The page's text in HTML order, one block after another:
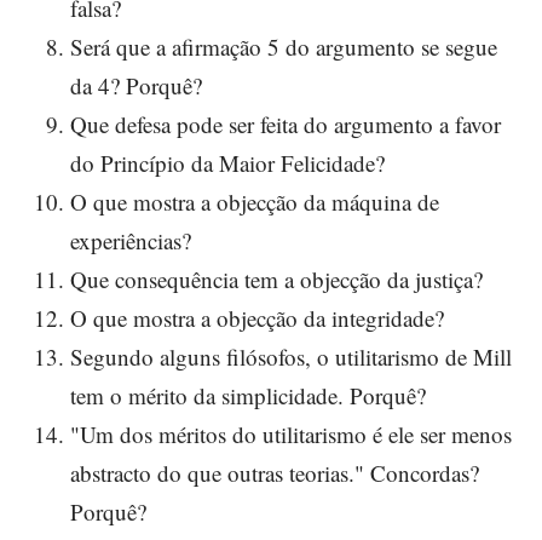
falsa?
Será que a afirmação 5 do argumento se segue
da 4? Porquê?
Que defesa pode ser feita do argumento a favor
do Princípio da Maior Felicidade?
O que mostra a objecção da máquina de
experiências?
Que consequência tem a objecção da justiça?
O que mostra a objecção da integridade?
Segundo alguns filósofos, o utilitarismo de Mill
tem o mérito da simplicidade. Porquê?
"Um dos méritos do utilitarismo é ele ser menos
abstracto do que outras teorias." Concordas?
Porquê?